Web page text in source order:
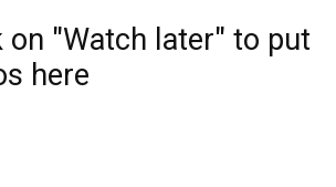
on "Watch later" to put
here